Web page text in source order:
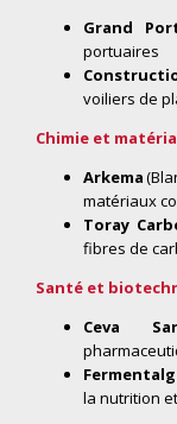
Grand
portuaires
voiliers de
Chimie et
Arkema
matériaux
Toray
fibres de
Santé et
Ceva
Fermentalg
la nutrition